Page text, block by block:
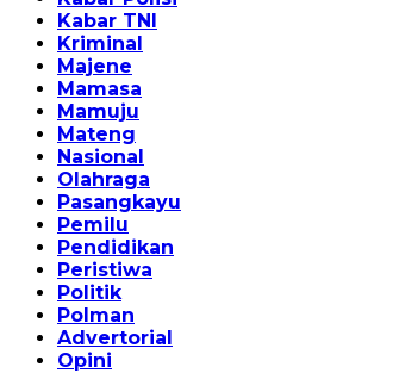
Kabar TNI
Kriminal
Majene
Mamasa
Mamuju
Mateng
Nasional
Olahraga
Pasangkayu
Pemilu
Pendidikan
Peristiwa
Politik
Polman
Advertorial
Opini